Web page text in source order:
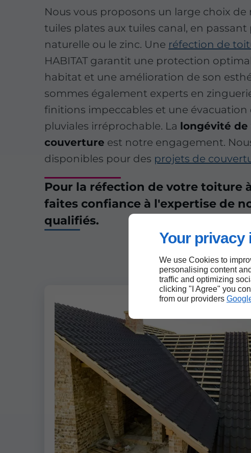
Your privacy
We use Cookies to
personalising content
traffic and optimizing
clicking "I Agree" you
from our providers
Nous vous proposons un large choix de
tuiles plates aux tuiles canal, en passant
naturelle ou le zinc. Une réfection de
HABITAT garantit une protection
habitat et une amélioration de son
sommes également experts en
finitions impeccables et une évacuation
pluviales irréprochable. La longévité de
couverture est notre engagement.
disponibles pour des projets de
Pour la réfection de votre toiture
faites confiance à l'expertise de
qualifiés.